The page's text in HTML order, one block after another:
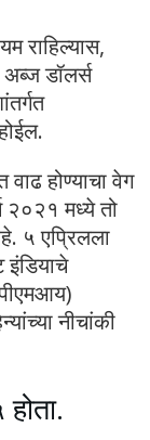
राहिल्यास,
डॉलर्स
होण्याचा वेग
२०२१ मध्ये तो
५ एप्रिलला
इंडियाचे
नीचांकी